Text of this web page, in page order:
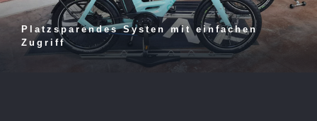
Platzsparendes Systen mit einfachen
Zugriff